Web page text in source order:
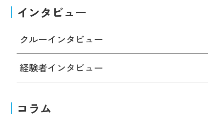
インタビュー
クルーインタビュー
経験者インタビュー
コラム